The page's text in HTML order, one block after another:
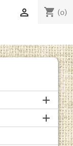
shopping_cart (0)


